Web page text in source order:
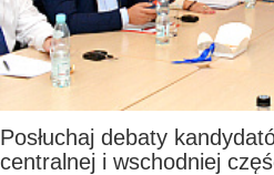
Posłuchaj debaty
centralnej i wschodniej